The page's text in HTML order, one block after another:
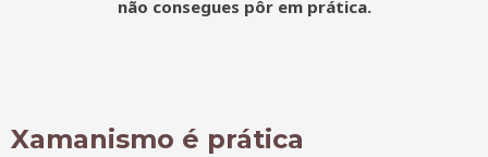
não consegues pôr em prática.
Xamanismo é prática